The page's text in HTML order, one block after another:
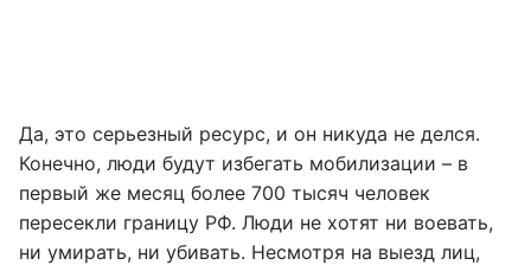
Да, это серьезный ресурс, и он никуда не делся.
Конечно, люди будут избегать мобилизации – в
первый же месяц более 700 тысяч человек
пересекли границу РФ. Люди не хотят ни воевать,
ни умирать, ни убивать. Несмотря на выезд лиц,